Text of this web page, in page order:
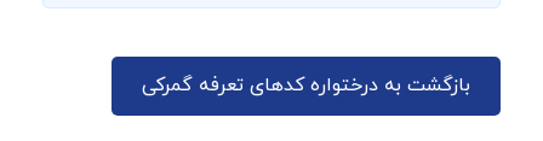
بازگشت به درختواره کدهای تعرفه گمرکی